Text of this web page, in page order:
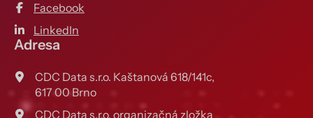
Facebook
LinkedIn
Adresa
CDC Data s.r.o. Kaštanová 618/141c,
617 00 Brno
CDC Data s.r.o. organizačná zložka